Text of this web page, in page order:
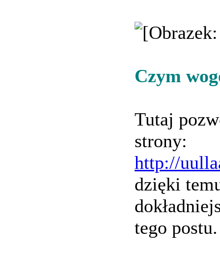
Czym
Tutaj
strony:
http://
dzięki
tego postu.